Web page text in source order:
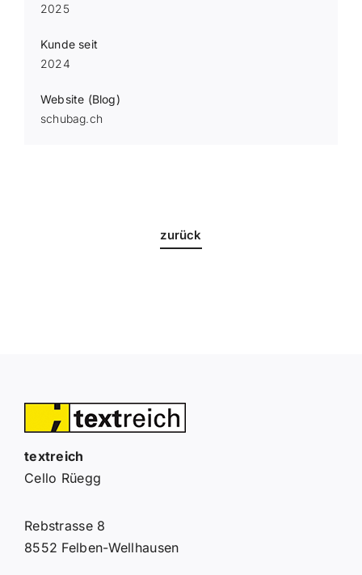
2025
Kunde seit
2024
Website (Blog)
schubag.ch
zurück
textreich
Cello Rüegg
Rebstrasse 8
8552 Felben-Wellhausen